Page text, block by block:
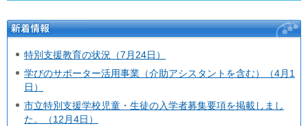
新着情報
特別支援教育の状況（7月24日）
学びのサポーター活用事業（介助アシスタントを含む）（4月1
日）
市立特別支援学校児童・生徒の入学者募集要項を掲載しまし
た。（12月4日）